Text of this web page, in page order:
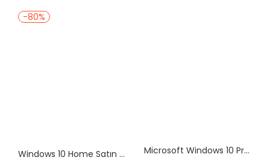
-80%
Windows 10 Home Satın Al Microsoft Windows 10 Pro ve Office 365 Pro Plus Yazılım